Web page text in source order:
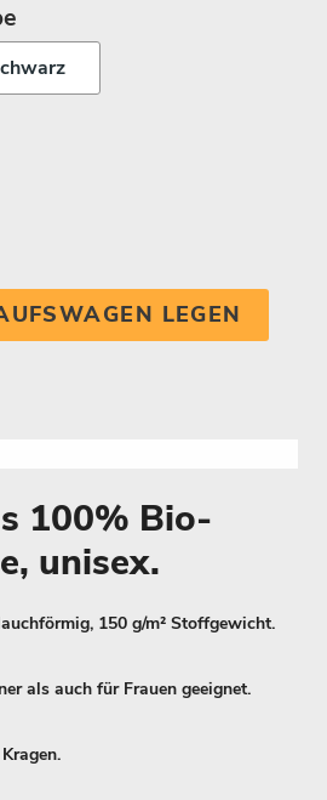
LEGEN
100% Bio-
unisex.
150 g/m² Stoffgewicht.
als auch für Frauen geeignet.